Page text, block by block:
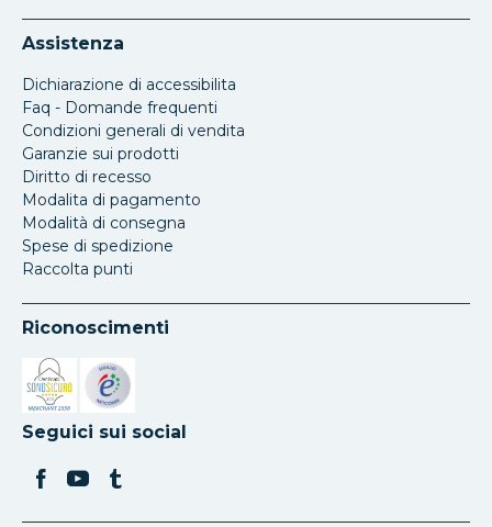
Assistenza
Dichiarazione di accessibilita
Faq - Domande frequenti
Condizioni generali di vendita
Garanzie sui prodotti
Diritto di recesso
Modalita di pagamento
Modalità di consegna
Spese di spedizione
Raccolta punti
Riconoscimenti
Si apre in una nuova scheda
Si apre in una nuova scheda
Seguici sui social